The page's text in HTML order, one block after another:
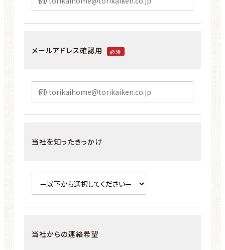
メールアドレス確認用 必須
当社を知ったきっかけ
当社からの連絡希望